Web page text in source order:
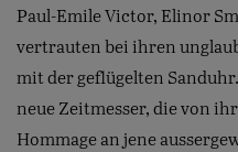
Paul-Emile Victor, Elinor
vertrauten bei ihren
mit der geflügelten
neue Zeitmesser, die von
Hommage an jene